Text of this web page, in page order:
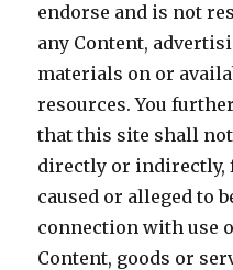
endorse and is not
any Content,
materials on or
resources. You
that this site shall
directly or indirectly,
caused or alleged to
connection with use
Content, goods or